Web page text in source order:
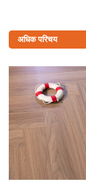
अधिक परिचय